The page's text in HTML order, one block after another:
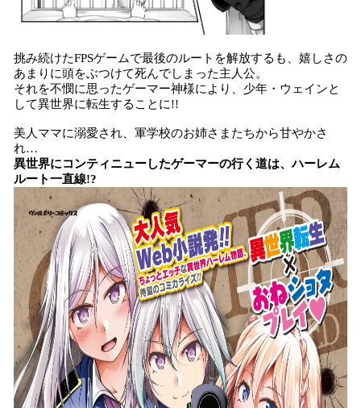
挑み続けたFPSゲームで最後のルートを解放するも、嬉しさの
あまりに頭をぶつけて死んでしまった主人公。
それを不憫に思ったゲーマー神様により、少年・ウェインと
して異世界に転生することに!!
美人ママに溺愛され、軍学校のお姉さまたちから甘やかさ
れ…
異世界にコンティニューしたゲーマーの行く道は、ハーレム
ルート一直線!?